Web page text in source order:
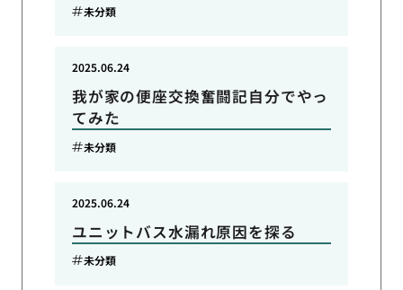
未分類
我が家の便座交換奮闘記自分でやっ
てみた
2025.06.24
未分類
ユニットバス水漏れ原因を探る
2025.06.24
未分類